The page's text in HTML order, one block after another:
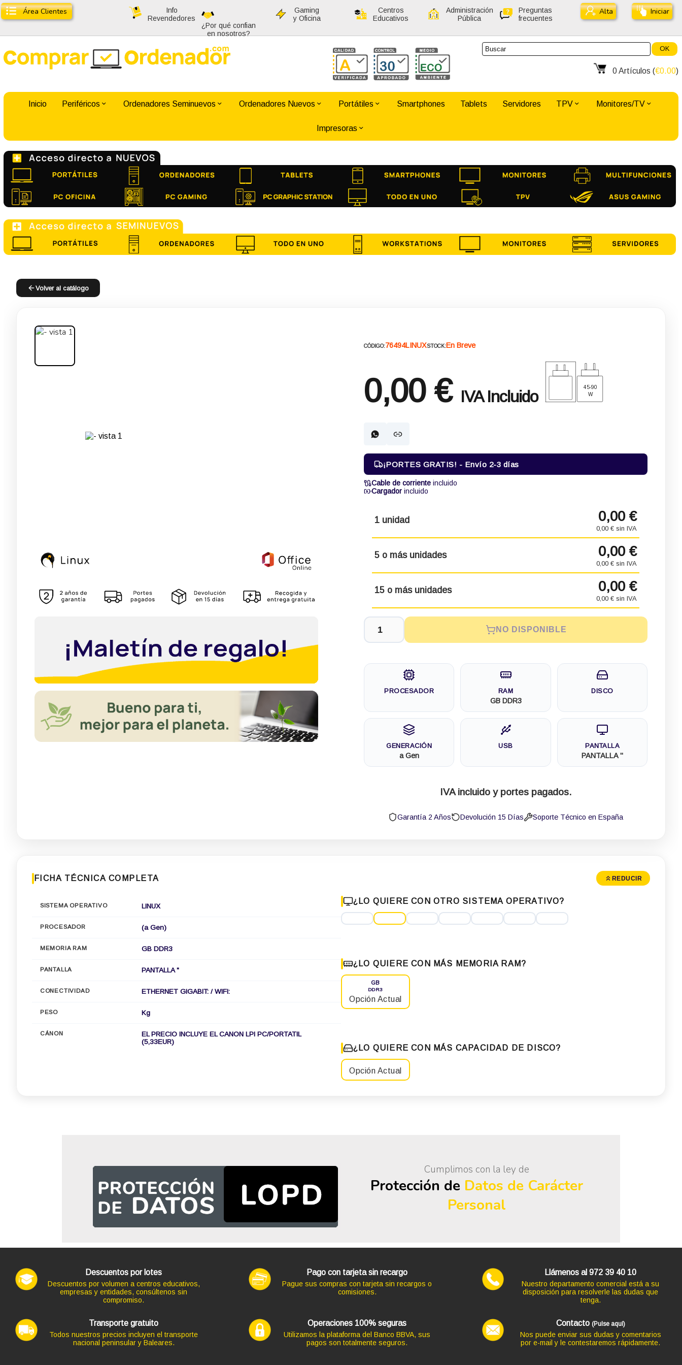
Área Clientes
Info
Revendedores
¿Por qué confian
en nosotros?
Gaming
y Oficina
Centros
Educativos
Administración
Pública
Preguntas
frecuentes
Iniciar
Alta
OK
0Artículos (€0.00)
Inicio Periféricos Ordenadores Seminuevos Ordenadores Nuevos Portátiles Smartphones Tablets Servidores TPV Monitores/TV
Impresoras
Volver al catálogo
CÓDIGO:76494LINUXSTOCK:En Breve
0,00 € IVA Incluido
45-90
W
¡PORTES GRATIS! - Envío 2-3 días
Cable de corrienteincluido
Cargadorincluido
1 unidad 0,00 €
0,00 € sin IVA
5 o más unidades 0,00 €
0,00 € sin IVA
15 o más unidades 0,00 €
0,00 € sin IVA
NO DISPONIBLE
PROCESADOR RAM
GB DDR3
DISCO
GENERACIÓN
a Gen
USB PANTALLA
PANTALLA "
IVA incluido y portes pagados.
Garantía 2 Años Devolución 15 Días Soporte Técnico en España
FICHA TÉCNICA COMPLETA REDUCIR
SISTEMA OPERATIVO LINUX
PROCESADOR (a Gen)
MEMORIA RAM GB DDR3
PANTALLA PANTALLA "
CONECTIVIDAD ETHERNET GIGABIT: / WIFI:
PESO Kg
CÁNON
EL PRECIO INCLUYE EL CANON LPI PC/PORTATIL
(5,33EUR)
¿LO QUIERE CON OTRO SISTEMA OPERATIVO?
¿LO QUIERE CON MÁS MEMORIA RAM?
GB
DDR3
Opción Actual
¿LO QUIERE CON MÁS CAPACIDAD DE DISCO?
Opción Actual
Cumplimos con la ley de
Protección de Datos de Carácter
Personal
Descuentos por lotes
Descuentos por volumen a centros educativos,
empresas y entidades, consúltenos sin
compromiso.
Transporte gratuito
Todos nuestros precios incluyen el transporte
nacional peninsular y Baleares.
Pago con tarjeta sin recargo
Pague sus compras con tarjeta sin recargos o
comisiones.
Operaciones 100% seguras
Utilizamos la plataforma del Banco BBVA, sus
pagos son totalmente seguros.
Llámenos al 972 39 40 10
Nuestro departamento comercial está a su
disposición para resolverle las dudas que
tenga.
Contacto (Pulse aquí)
Nos puede enviar sus dudas y comentarios
por e-mail y le contestaremos rápidamente.